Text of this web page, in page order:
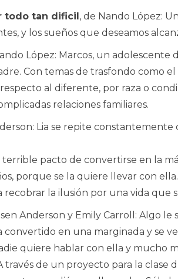
todo tan dificil, de Nando López:
y los sueños que deseamos
López: Marcos, un adolescente
Con temas de trasfondo como el
al diferente, por raza o
relaciones familiares.
Lia se repite
terrible pacto de convertirse en la
porque se la quiere llevar con
la ilusión por una vida que
Anderson y Emily Carroll: Algo le
en una marginada y se
quiere hablar con ella y mucho
de un proyecto para la clase